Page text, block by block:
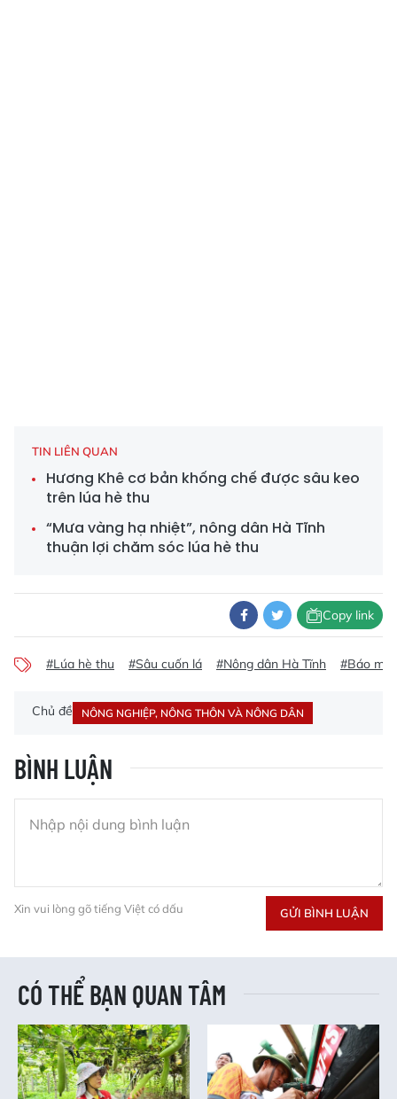
TIN LIÊN QUAN
Hương Khê cơ bản khống chế được sâu keo
trên lúa hè thu
“Mưa vàng hạ nhiệt”, nông dân Hà Tĩnh
thuận lợi chăm sóc lúa hè thu
Copy link
#Lúa hè thu #Sâu cuốn lá #Nông dân Hà Tĩnh #Báo
Chủ đề NÔNG NGHIỆP, NÔNG THÔN VÀ NÔNG DÂN
BÌNH LUẬN
Xin vui lòng gõ tiếng Việt có dấu GỬI BÌNH LUẬN
CÓ THỂ BẠN QUAN TÂM